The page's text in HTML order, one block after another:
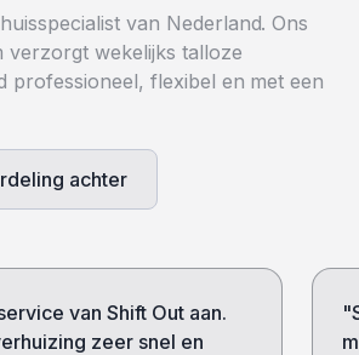
van Nederland. Ons
verzorgt wekelijks talloze
professioneel, flexibel en met een
achter
van Shift Out aan.
zeer snel en